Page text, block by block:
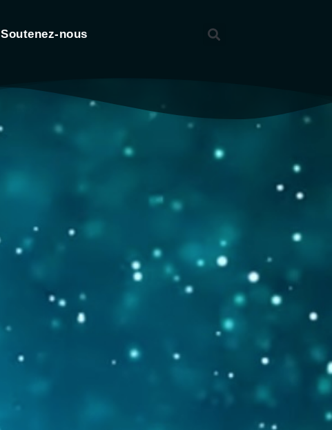
Soutenez-nous